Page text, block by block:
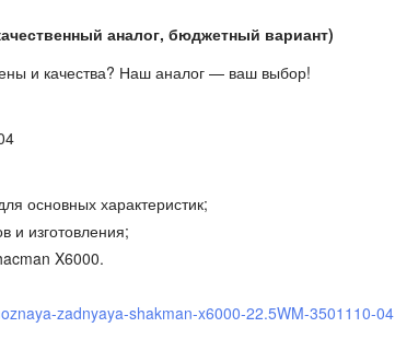
аналог, бюджетный вариант)
и качества? Наш аналог — ваш выбор!
основных характеристик;
и изготовления;
X6000.
zadnyaya-shakman-x6000-22.5WM-3501110-04